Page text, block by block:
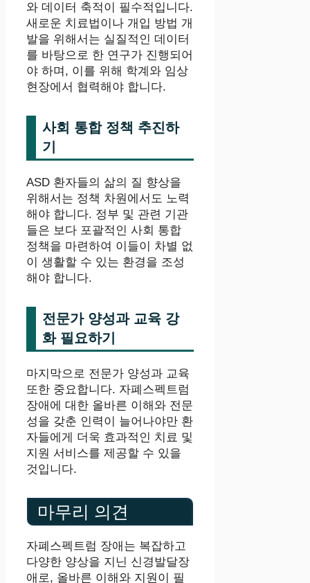
와 데이터 축적이 필수적입니다.
새로운 치료법이나 개입 방법 개
발을 위해서는 실질적인 데이터
를 바탕으로 한 연구가 진행되어
야 하며, 이를 위해 학계와 임상
현장에서 협력해야 합니다.
사회 통합 정책 추진하
기
ASD 환자들의 삶의 질 향상을
위해서는 정책 차원에서도 노력
해야 합니다. 정부 및 관련 기관
들은 보다 포괄적인 사회 통합
정책을 마련하여 이들이 차별 없
이 생활할 수 있는 환경을 조성
해야 합니다.
전문가 양성과 교육 강
화 필요하기
마지막으로 전문가 양성과 교육
또한 중요합니다. 자폐스펙트럼
장애에 대한 올바른 이해와 전문
성을 갖춘 인력이 늘어나야만 환
자들에게 더욱 효과적인 치료 및
지원 서비스를 제공할 수 있을
것입니다.
마무리 의견
자폐스펙트럼 장애는 복잡하고
다양한 양상을 지닌 신경발달장
애로, 올바른 이해와 지원이 필